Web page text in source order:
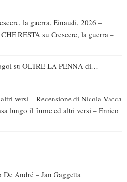
la guerra, Einaudi, 2026 –
RESTA su Crescere, la guerra –
su OLTRE LA PENNA di…
versi – Recensione di Nicola Vacca
lungo il fiume ed altri versi – Enrico
André – Jan Gaggetta